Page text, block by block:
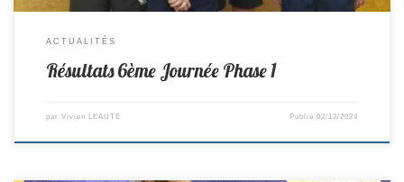
ACTUALITÉS
Résultats 6ème Journée Phase 1
par Vivien LEAUTE Publié02/12/2024